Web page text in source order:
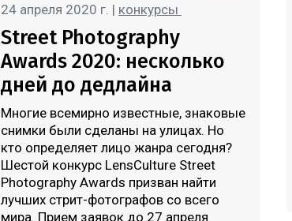
24 апреля 2020 г. | конкурсы
Street Photography
Awards 2020: несколько
дней до дедлайна
Многие всемирно известные, знаковые
снимки были сделаны на улицах. Но
кто определяет лицо жанра сегодня?
Шестой конкурс LensCulture Street
Photography Awards призван найти
лучших стрит-фотографов со всего
мира. Прием заявок до 27 апреля